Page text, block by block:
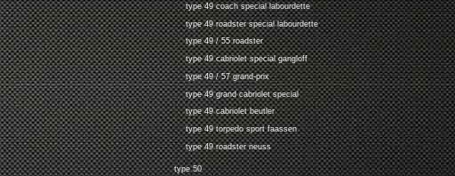
type 49 coach special labourdette
type 49 roadster special labourdette
type 49 / 55 roadster
type 49 cabriolet special gangloff
type 49 / 57 grand-prix
type 49 grand cabriolet special
type 49 cabriolet beutler
type 49 torpedo sport faassen
type 49 roadster neuss
type 50